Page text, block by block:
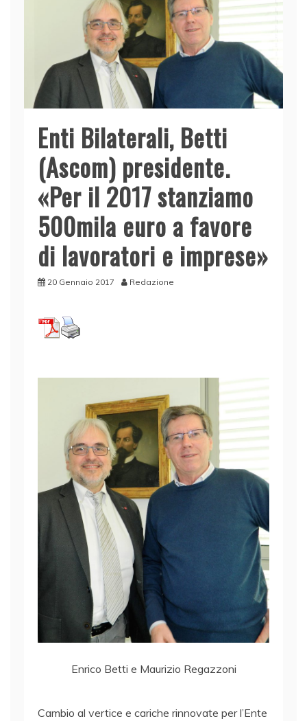
Enti Bilaterali, Betti
(Ascom) presidente.
«Per il 2017 stanziamo
500mila euro a favore
di lavoratori e imprese»
20 Gennaio 2017 Redazione
Enrico Betti e Maurizio Regazzoni
Cambio al vertice e cariche rinnovate per l’Ente